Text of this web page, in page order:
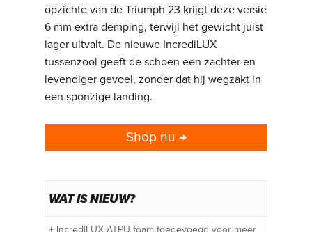
opzichte van de Triumph 23 krijgt deze versie
6 mm extra demping, terwijl het gewicht juist
lager uitvalt. De nieuwe IncrediLUX
tussenzool geeft de schoen een zachter en
levendiger gevoel, zonder dat hij wegzakt in
een sponzige landing.
Shop nu →
WAT IS NIEUW?
+ IncrediLUX ATPU foam toegevoegd voor meer